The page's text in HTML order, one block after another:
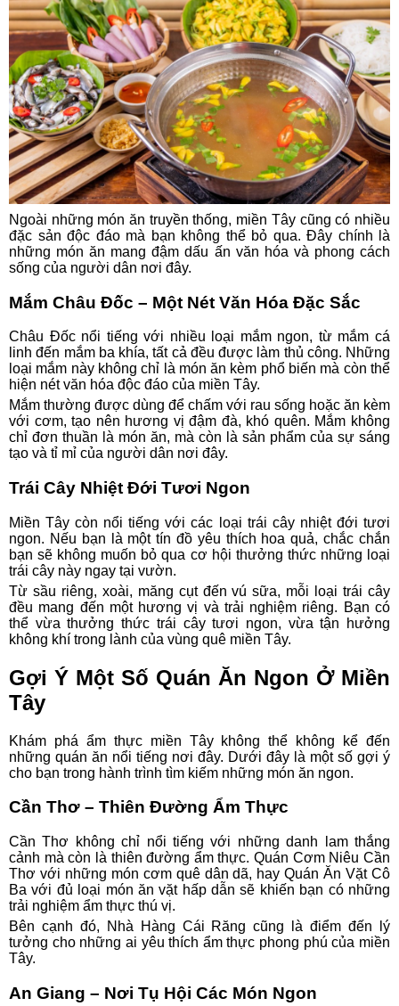
Ngoài những món ăn truyền thống, miền Tây cũng có nhiều
đặc sản độc đáo mà bạn không thể bỏ qua. Đây chính là
những món ăn mang đậm dấu ấn văn hóa và phong cách
sống của người dân nơi đây.
Mắm Châu Đốc – Một Nét Văn Hóa Đặc Sắc
Châu Đốc nổi tiếng với nhiều loại mắm ngon, từ mắm cá
linh đến mắm ba khía, tất cả đều được làm thủ công. Những
loại mắm này không chỉ là món ăn kèm phổ biến mà còn thể
hiện nét văn hóa độc đáo của miền Tây.
Mắm thường được dùng để chấm với rau sống hoặc ăn kèm
với cơm, tạo nên hương vị đậm đà, khó quên. Mắm không
chỉ đơn thuần là món ăn, mà còn là sản phẩm của sự sáng
tạo và tỉ mỉ của người dân nơi đây.
Trái Cây Nhiệt Đới Tươi Ngon
Miền Tây còn nổi tiếng với các loại trái cây nhiệt đới tươi
ngon. Nếu bạn là một tín đồ yêu thích hoa quả, chắc chắn
bạn sẽ không muốn bỏ qua cơ hội thưởng thức những loại
trái cây này ngay tại vườn.
Từ sầu riêng, xoài, măng cụt đến vú sữa, mỗi loại trái cây
đều mang đến một hương vị và trải nghiệm riêng. Bạn có
thể vừa thưởng thức trái cây tươi ngon, vừa tận hưởng
không khí trong lành của vùng quê miền Tây.
Gợi Ý Một Số Quán Ăn Ngon Ở Miền
Tây
Khám phá ẩm thực miền Tây không thể không kể đến
những quán ăn nổi tiếng nơi đây. Dưới đây là một số gợi ý
cho bạn trong hành trình tìm kiếm những món ăn ngon.
Cần Thơ – Thiên Đường Ẩm Thực
Cần Thơ không chỉ nổi tiếng với những danh lam thắng
cảnh mà còn là thiên đường ẩm thực. Quán Cơm Niêu Cần
Thơ với những món cơm quê dân dã, hay Quán Ăn Vặt Cô
Ba với đủ loại món ăn vặt hấp dẫn sẽ khiến bạn có những
trải nghiệm ẩm thực thú vị.
Bên cạnh đó, Nhà Hàng Cái Răng cũng là điểm đến lý
tưởng cho những ai yêu thích ẩm thực phong phú của miền
Tây.
An Giang – Nơi Tụ Hội Các Món Ngon